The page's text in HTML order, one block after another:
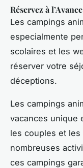
Réservez à l’Avance
Les campings
especialmente
scolaires et les
réserver votre
déceptions.
Les campings
vacances unique
les couples et les
nombreuses
ces campings